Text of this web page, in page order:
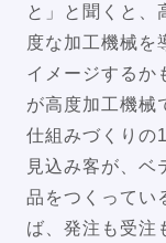
と」と聞くと、
度な加工機械を
イメージするか
が高度加工機械
仕組みづくりの
見込み客が、ベ
品をつくってい
ば、発注も受注